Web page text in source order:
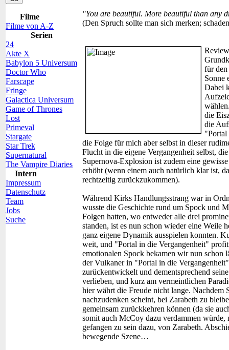
Filme
Filme von A-Z
Serien
24
Akte X
Babylon 5 Universum
Doctor Who
Farscape
Fringe
Galactica Universum
Game of Thrones
Lost
Primeval
Stargate
Star Trek
Supernatural
The Vampire Diaries
Intern
Impressum
Datenschutz
Team
Jobs
Suche
"You are beautiful. More beautiful than any
(Den Spruch sollte man sich merken;
für
Sonne
Dabei
die
die
"Portal
die Folge für mich aber selbst in dieser
Flucht in die eigene Vergangenheit selbst,
Supernova-Explosion ist zudem eine
erhöht (wenn einem auch natürlich klar ist,
rechtzeitig zurückzukommen).
Während Kirks Handlungsstrang war in
wusste die Geschichte rund um Spock und
Folgen hatten, wo entweder alle drei
standen, ist es nun schon wieder eine Weile
ganz eigene Dynamik ausspielen konnten.
weit, und "Portal in die Vergangenheit"
emotionalen Spock bekamen wir nun schon
der Vulkaner in "Portal in die
zurückentwickelt und dementsprechend
verlieben, und kurz am vermeintlichen
hier währt die Freude nicht lange. Nachdem
nachzudenken scheint, bei Zarabeth zu
gemeinsam zurückkehren können (da sie
somit auch McCoy dazu verdammen würde,
gefangen zu sein dazu, von Zarabeth.
bewegende Szene…